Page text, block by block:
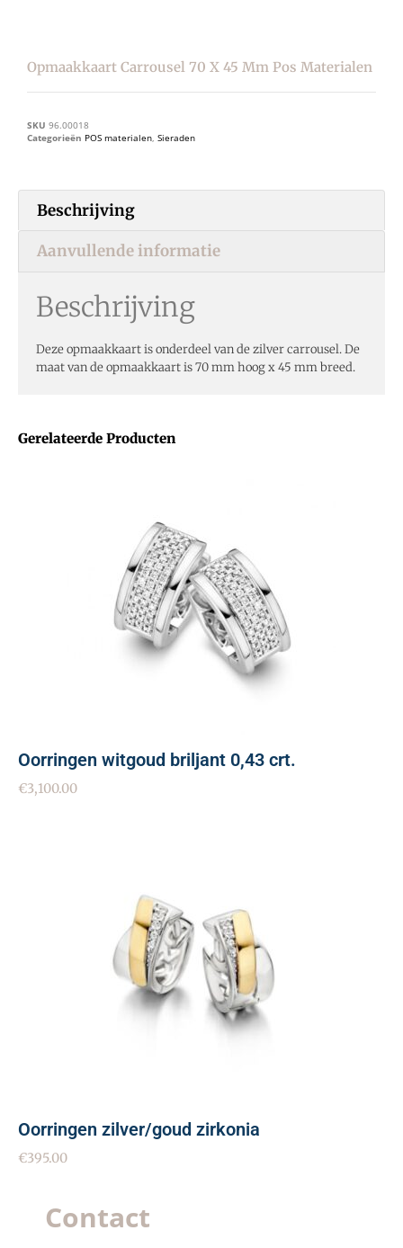
Gerelateerde Producten
Oorringen witgoud briljant 0,43 crt.
€3,100.00
Oorringen zilver/goud zirkonia
€395.00
Opmaakkaart Carrousel 70 X 45 Mm Pos Materialen
SKU 96.00018
Categorieën POS materialen, Sieraden
Beschrijving
Aanvullende informatie
Beschrijving
Deze opmaakkaart is onderdeel van de zilver carrousel. De
maat van de opmaakkaart is 70 mm hoog x 45 mm breed.
Contact